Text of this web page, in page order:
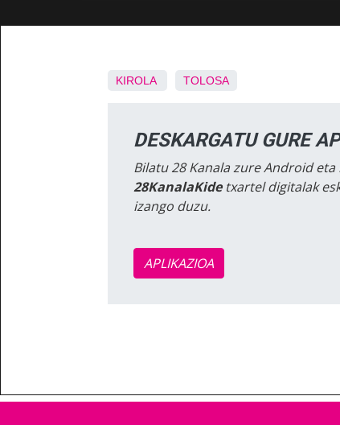
KIROLA TOLOSA
DESKARGATU GURE
Bilatu 28 Kanala zure Android
28KanalaKidetxartel digitalak
izango duzu.
APLIKAZIOA